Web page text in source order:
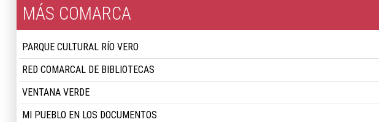
MÁS COMARCA
PARQUE CULTURAL RÍO VERO
RED COMARCAL DE BIBLIOTECAS
VENTANA VERDE
MI PUEBLO EN LOS DOCUMENTOS